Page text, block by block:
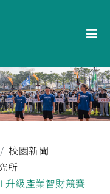
校園新聞
所
升級產業智財競賽